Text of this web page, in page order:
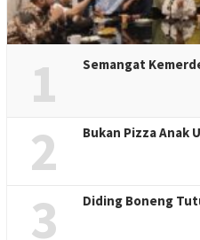
1 Semangat
2 Bukan Pizza Anak
3 Diding Boneng